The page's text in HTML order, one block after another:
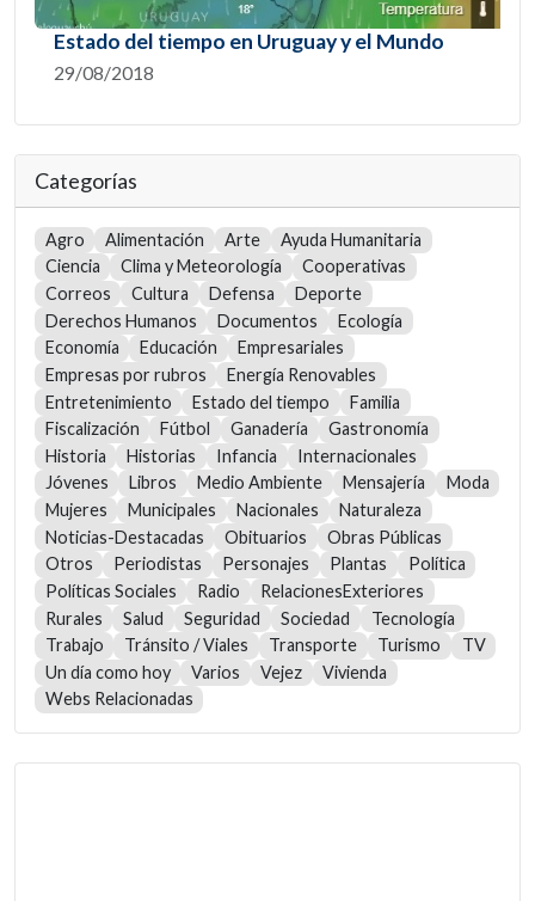
Estado del tiempo en Uruguay y el Mundo
29/08/2018
Categorías
Agro Alimentación Arte
Ayuda Humanitaria
Ciencia
Clima y Meteorología
Cooperativas
Correos
Cultura Defensa
Deporte
Derechos Humanos
Documentos
Ecología
Economía
Educación
Empresariales
Empresas por rubros
Energía Renovables
Entretenimiento
Estado del tiempo
Familia
Fiscalización
Fútbol Ganadería
Gastronomía
Historia
Historias Infancia
Internacionales
Jóvenes
Libros Medio Ambiente Mensajería
Moda
Mujeres
Municipales Nacionales
Naturaleza
Noticias-Destacadas
Obituarios
Obras Públicas
Otros
Periodistas Personajes Plantas
Política
Políticas Sociales
Radio
RelacionesExteriores
Rurales
Salud Seguridad Sociedad
Tecnología
Trabajo
Tránsito / Viales Transporte Turismo
TV
Un día como hoy
Varios Vejez
Vivienda
Webs Relacionadas